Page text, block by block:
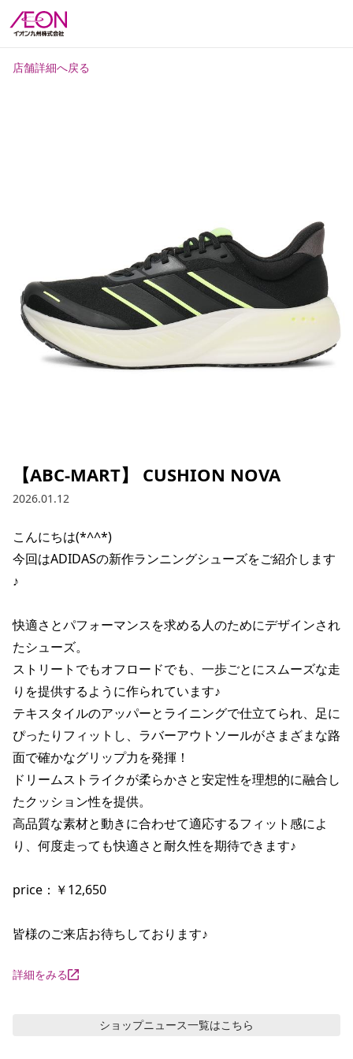
店舗詳細へ戻る
【ABC-MART】 CUSHION NOVA
2026.01.12
こんにちは(*^^*)
今回はADIDASの新作ランニングシューズをご紹介します
♪
快適さとパフォーマンスを求める人のためにデザインされ
たシューズ。
ストリートでもオフロードでも、一歩ごとにスムーズな走
りを提供するように作られています♪
テキスタイルのアッパーとライニングで仕立てられ、足に
ぴったりフィットし、ラバーアウトソールがさまざまな路
面で確かなグリップ力を発揮！
ドリームストライクが柔らかさと安定性を理想的に融合し
たクッション性を提供。
高品質な素材と動きに合わせて適応するフィット感によ
り、何度走っても快適さと耐久性を期待できます♪
price：￥12,650
皆様のご来店お待ちしております♪
詳細をみる
ショップニュース一覧はこちら